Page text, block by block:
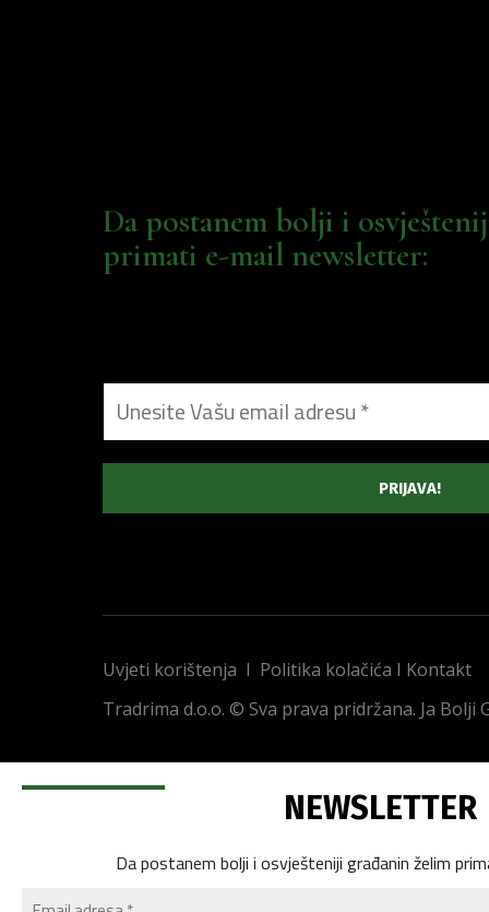
Da postanem bolji i
primati e-mail newsletter:
Uvjeti korištenja I Politika kolačića I Kontakt
Tradrima d.o.o. © Sva prava pridržana. Ja Bolji
NEWSLETTER
Da postanem bolji i osvješteniji građanin želim